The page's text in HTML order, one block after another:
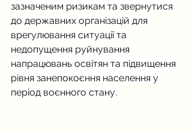
зазначеним ризикам та звернутися
до державних організацій для
врегулювання ситуації та
недопущення руйнування
напрацювань освітян та підвищення
рівня занепокоєння населення у
період воєнного стану.